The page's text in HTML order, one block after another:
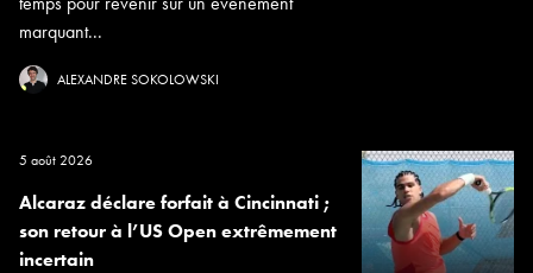
marquant...
ALEXANDRE SOKOLOWSKI
5 août 2026
Alcaraz déclare forfait à Cincinnati ;
son retour à l’US Open extrêmement
incertain